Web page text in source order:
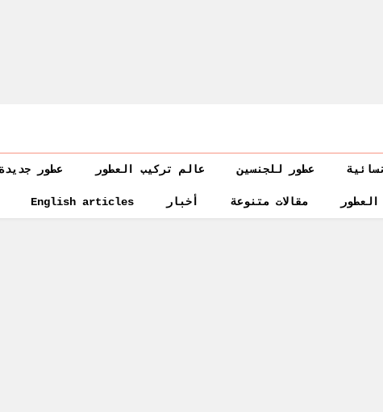
عطور للجنسين عالم تركيب العطور عطور جديدة
مقالات متنوعة أخبار English articles